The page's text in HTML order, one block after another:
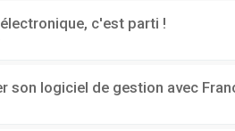
c'est parti !
son logiciel de gestion avec